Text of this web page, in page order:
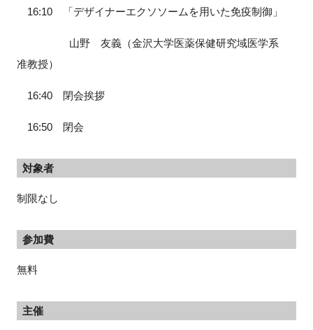
16:10 「デザイナーエクソソームを用いた免疫制御」
山野 友義（金沢大学医薬保健研究域医学系
准教授）
16:40 閉会挨拶
16:50 閉会
対象者
制限なし
参加費
無料
主催